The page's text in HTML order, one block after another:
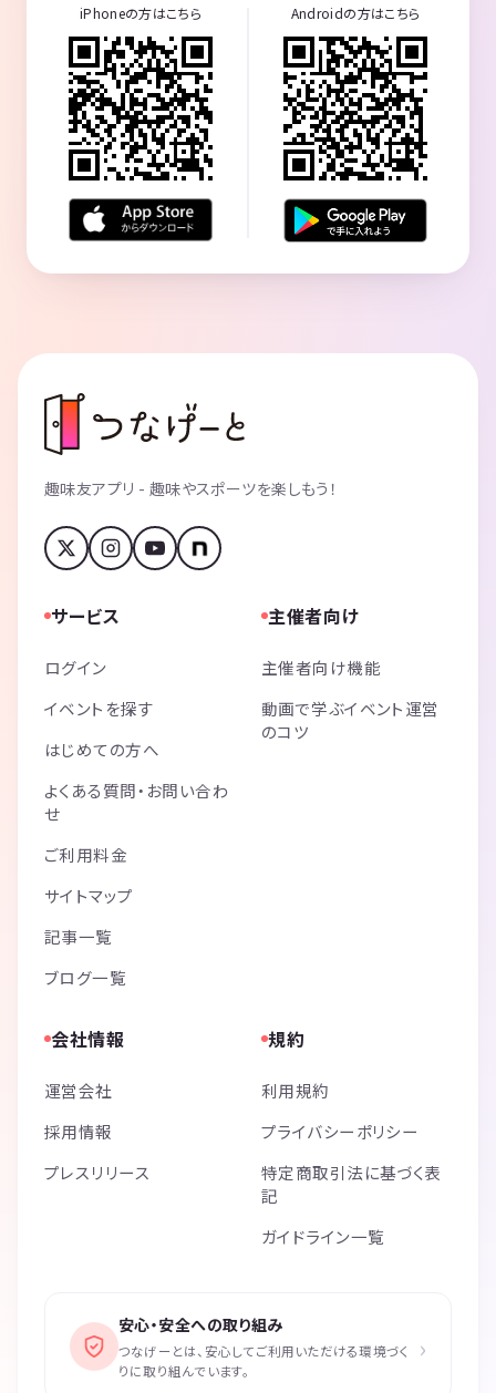
iPhoneの方はこちら Androidの方はこちら
趣味友アプリ - 趣味やスポーツを楽しもう！
サービス
ログイン
イベントを探す
はじめての方へ
よくある質問・お問い合わ
せ
ご利用料金
サイトマップ
記事一覧
ブログ一覧
主催者向け
主催者向け機能
動画で学ぶイベント運営
のコツ
会社情報
運営会社
採用情報
プレスリリース
規約
利用規約
プライバシーポリシー
特定商取引法に基づく表
記
ガイドライン一覧
安心・安全への取り組み
つなげーとは、安心してご利用いただける環境づく
りに取り組んでいます。
›